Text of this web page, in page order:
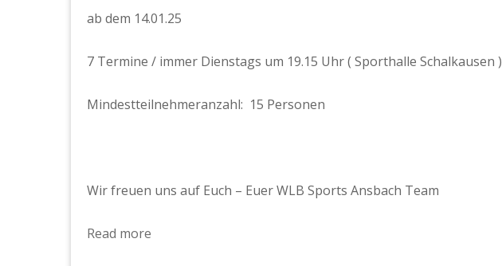
ab dem 14.01.25
7 Termine / immer Dienstags um 19.15 Uhr ( Sporthalle Schalkausen )
Mindestteilnehmeranzahl: 15 Personen
Wir freuen uns auf Euch – Euer WLB Sports Ansbach Team
Read more